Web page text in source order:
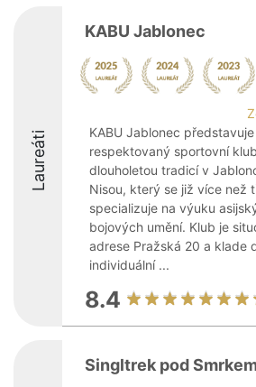
Laureáti
KABU Jablonec
KABU Jablonec představuje
respektovaný sportovní
dlouholetou tradicí v
Nisou, který se již více než
specializuje na výuku
bojových umění. Klub je
adrese Pražská 20 a klade
individuální ...
8.4
Singltrek pod